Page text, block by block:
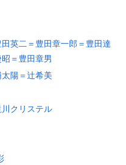
英二＝豊田章一郎＝豊田達
＝豊田章男
太陽＝辻希美
川クリステル